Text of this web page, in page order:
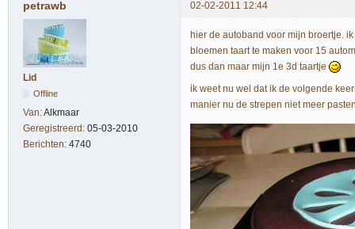
petrawb 02-02-2011 12:44
Lid
Offline
Van:Alkmaar
Geregistreerd: 05-03-2010
Berichten: 4740
hier de autoband voor mijn broertje.
bloemen taart te maken voor 15
dus dan maar mijn 1e 3d taartje
ik weet nu wel dat ik de volgende
manier nu de strepen niet meer